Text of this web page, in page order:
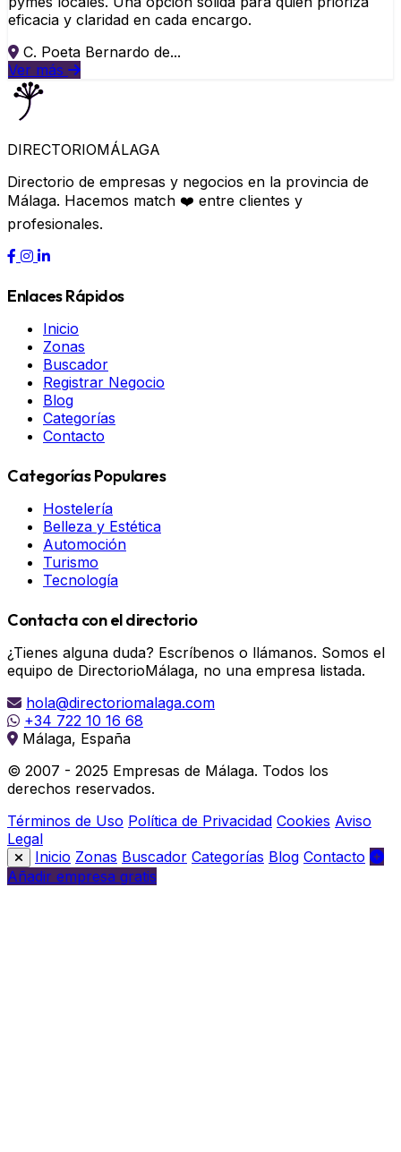
eficacia y claridad en cada encargo.
C. Poeta Bernardo de...
Ver más
DIRECTORIOMÁLAGA
Directorio de empresas y negocios en la provincia de
Málaga. Hacemos match ❤️ entre clientes y
profesionales.
Enlaces Rápidos
Inicio
Zonas
Buscador
Registrar Negocio
Blog
Categorías
Contacto
Categorías Populares
Hostelería
Belleza y Estética
Automoción
Turismo
Tecnología
Contacta con el directorio
¿Tienes alguna duda? Escríbenos o llámanos. Somos el
equipo de DirectorioMálaga, no una empresa listada.
hola@directoriomalaga.com
+34 722 10 16 68
Málaga, España
© 2007 - 2025 Empresas de Málaga. Todos los
derechos reservados.
Términos de Uso Política de Privacidad Cookies Aviso
Legal
Inicio Zonas Buscador Categorías Blog Contacto
Añadir empresa gratis